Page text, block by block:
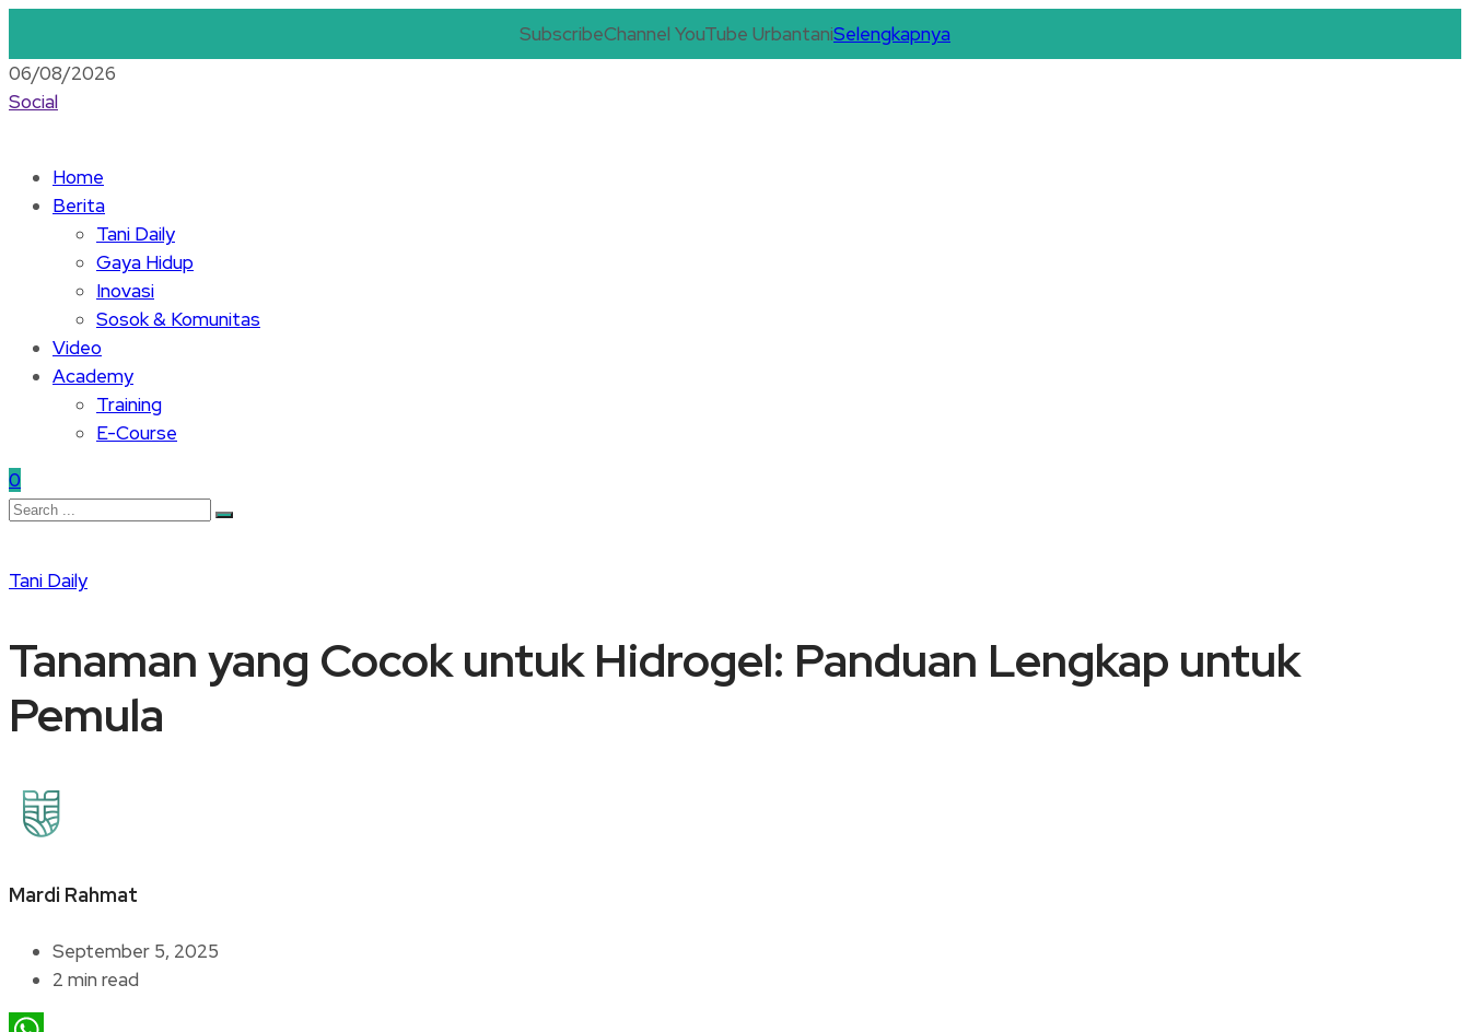
SubscribeChannel YouTube UrbantaniSelengkapnya
06/08/2026
Social
Home
Berita
Tani Daily
Gaya Hidup
Inovasi
Sosok & Komunitas
Video
Academy
Training
E-Course
0
Tani Daily
Tanaman yang Cocok untuk Hidrogel: Panduan Lengkap untuk
Pemula
Mardi Rahmat
September 5, 2025
2 min read